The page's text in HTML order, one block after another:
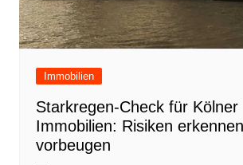
Immobilien
Starkregen-Check für Kölner
Immobilien: Risiken
vorbeugen